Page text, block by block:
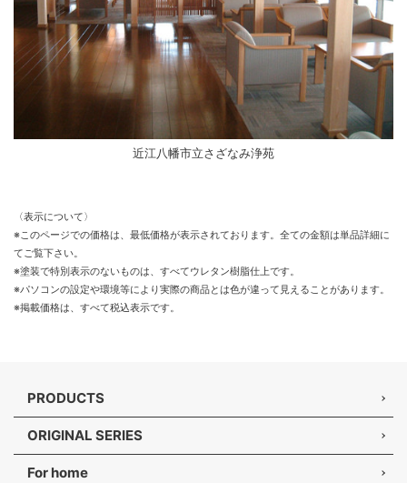
近江八幡市立さざなみ浄苑
〈表示について〉
※このページでの価格は、最低価格が表示されております。全ての金額は単品詳細に
てご覧下さい。
※塗装で特別表示のないものは、すべてウレタン樹脂仕上です。
※パソコンの設定や環境等により実際の商品とは色が違って見えることがあります。
※掲載価格は、すべて税込表示です。
PRODUCTS
ORIGINAL SERIES
For home